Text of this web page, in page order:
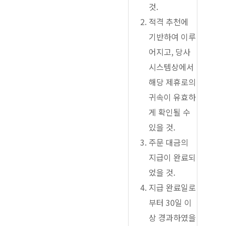
것.
적격 추천에
기반하여 이루
어지고, 당사
시스템상에서
해당 제휴로의
귀속이 유효하
게 확인될 수
있을 것.
주문 대금의
지급이 완료되
었을 것.
지급 완료일로
부터 30일 이
상 경과하였을